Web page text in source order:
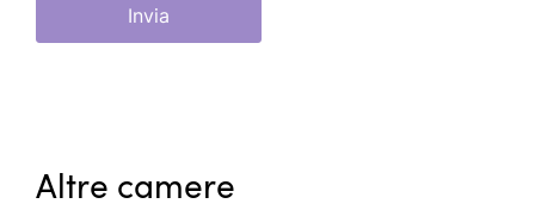
Invia
Altre camere